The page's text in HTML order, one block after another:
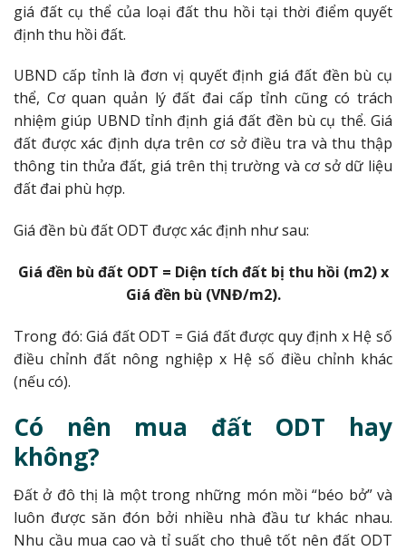
giá đất cụ thể của loại đất thu hồi tại thời điểm quyết
định thu hồi đất.
UBND cấp tỉnh là đơn vị quyết định giá đất đền bù cụ
thể, Cơ quan quản lý đất đai cấp tỉnh cũng có trách
nhiệm giúp UBND tỉnh định giá đất đền bù cụ thể. Giá
đất được xác định dựa trên cơ sở điều tra và thu thập
thông tin thửa đất, giá trên thị trường và cơ sở dữ liệu
đất đai phù hợp.
Giá đền bù đất ODT được xác định như sau:
Giá đền bù đất ODT = Diện tích đất bị thu hồi (m2) x
Giá đền bù (VNĐ/m2).
Trong đó:Giá đất ODT = Giá đất được quy định x Hệ số
điều chỉnh đất nông nghiệp x Hệ số điều chỉnh khác
(nếu có).
Có nên mua đất ODT hay
không?
Đất ở đô thị là một trong những món mồi “béo bở” và
luôn được săn đón bởi nhiều nhà đầu tư khác nhau.
Nhu cầu mua cao và tỉ suất cho thuê tốt nên đất ODT